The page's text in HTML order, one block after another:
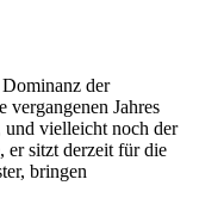
der
Jahres
und vielleicht noch der
er sitzt derzeit für die
bringen